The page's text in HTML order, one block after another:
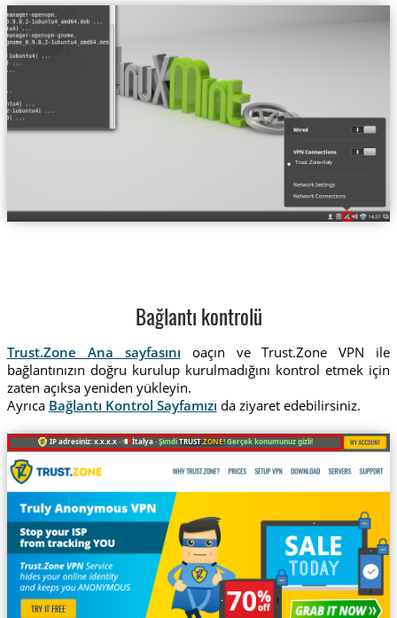
Trust.Zone-Italy
Bağlantı kontrolü
Trust.Zone Ana sayfasını oaçın ve Trust.Zone VPN ile
bağlantınızın doğru kurulup kurulmadığını kontrol etmek için
zaten açıksa yeniden yükleyin.
Ayrıca Bağlantı Kontrol Sayfamızı da ziyaret edebilirsiniz.
IP adresiniz: x.x.x.x · İtalya ·ŞimdiTRUST.ZONE! Gerçek konumunuz gizli!